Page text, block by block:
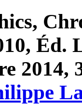
Éd.
2014,